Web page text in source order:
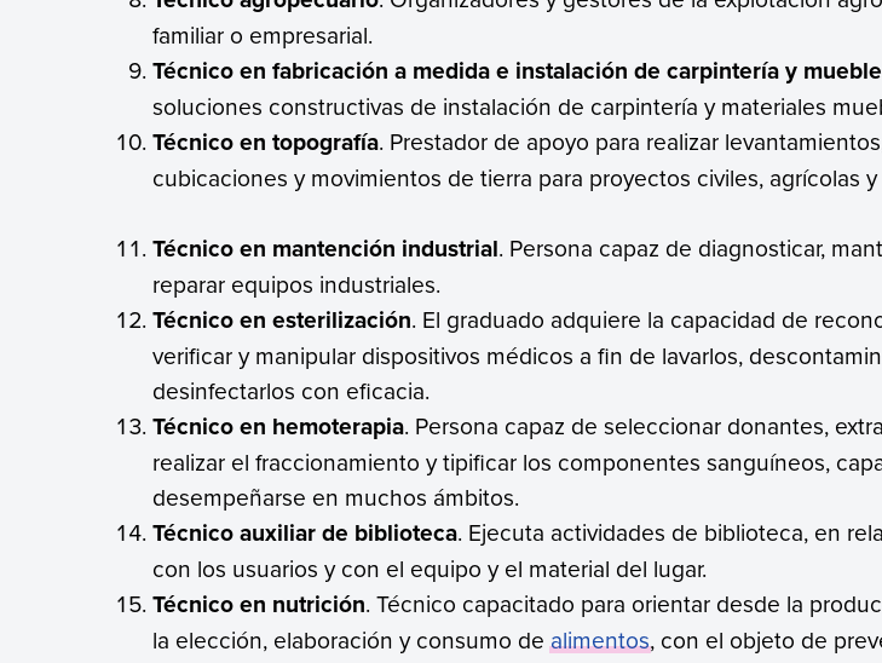
familiar o empresarial.
Técnico en fabricación a medida e instalación de carpintería y
soluciones constructivas de instalación de carpintería y materiales
Técnico en topografía. Prestador de apoyo para realizar
cubicaciones y movimientos de tierra para proyectos civiles, agrícolas
Técnico en mantención industrial. Persona capaz de diagnosticar,
reparar equipos industriales.
Técnico en esterilización. El graduado adquiere la capacidad de
verificar y manipular dispositivos médicos a fin de lavarlos,
desinfectarlos con eficacia.
Técnico en hemoterapia. Persona capaz de seleccionar donantes,
realizar el fraccionamiento y tipificar los componentes sanguíneos,
desempeñarse en muchos ámbitos.
Técnico auxiliar de biblioteca. Ejecuta actividades de biblioteca, en
con los usuarios y con el equipo y el material del lugar.
Técnico en nutrición. Técnico capacitado para orientar desde la
la elección, elaboración y consumo dealimentos, con el objeto de